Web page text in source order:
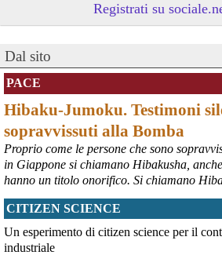
Vito Totire, portavoce RETE NAZIONALE
#migranti #lavoratori #Marcinelle
@peacelink - 6/8/2026 21:53
askanews.it/2026/08/05/ex-ilva
“Dal confronto con tutti gli attori e dai
Registrati su
Dal sito
PACE
Hibaku-Jumoku. Testimoni
sopravvissuti alla Bomba
Proprio come le persone che sono
in Giappone si chiamano Hibakusha,
hanno un titolo onorifico. Si chiamano
CITIZEN SCIENCE
Un esperimento di citizen science per il
industriale